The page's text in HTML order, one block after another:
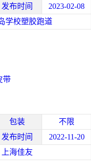
发布时间
2023-02-08
学校塑胶跑道
带
包装
不限
发布时间
2022-11-20
上海佳友